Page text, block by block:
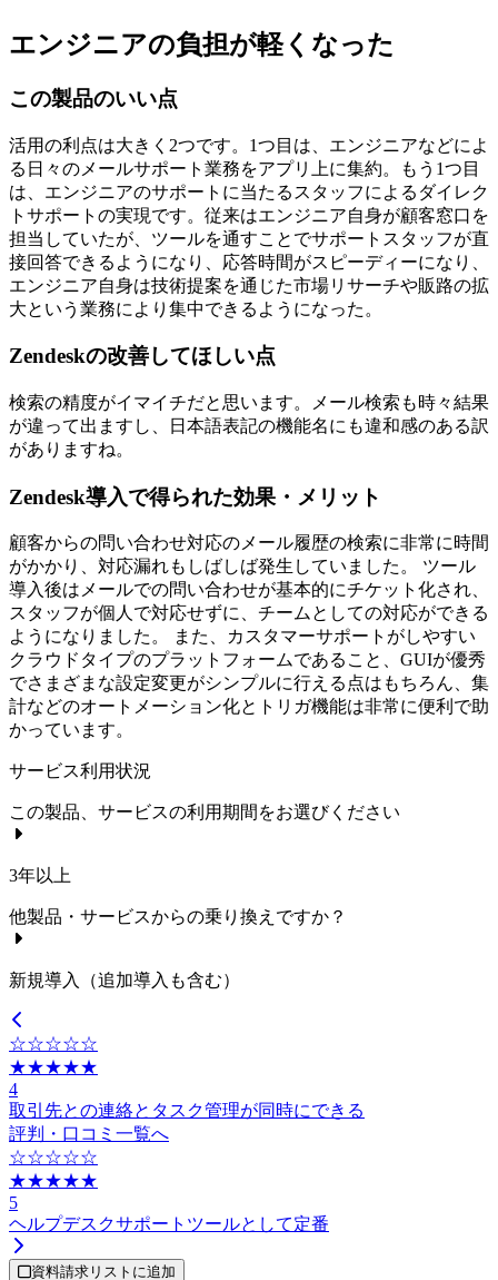
エンジニアの負担が軽くなった
この製品のいい点
活用の利点は大きく2つです。1つ目は、エンジニアなどによ
る日々のメールサポート業務をアプリ上に集約。もう1つ目
は、エンジニアのサポートに当たるスタッフによるダイレク
トサポートの実現です。従来はエンジニア自身が顧客窓口を
担当していたが、ツールを通すことでサポートスタッフが直
接回答できるようになり、応答時間がスピーディーになり、
エンジニア自身は技術提案を通じた市場リサーチや販路の拡
大という業務により集中できるようになった。
Zendeskの改善してほしい点
検索の精度がイマイチだと思います。メール検索も時々結果
が違って出ますし、日本語表記の機能名にも違和感のある訳
がありますね。
Zendesk導入で得られた効果・メリット
顧客からの問い合わせ対応のメール履歴の検索に非常に時間
がかかり、対応漏れもしばしば発生していました。 ツール
導入後はメールでの問い合わせが基本的にチケット化され、
スタッフが個人で対応せずに、チームとしての対応ができる
ようになりました。 また、カスタマーサポートがしやすい
クラウドタイプのプラットフォームであること、GUIが優秀
でさまざまな設定変更がシンプルに行える点はもちろん、集
計などのオートメーション化とトリガ機能は非常に便利で助
かっています。
サービス利用状況
この製品、サービスの利用期間をお選びください
3年以上
他製品・サービスからの乗り換えですか？
新規導入（追加導入も含む）
☆☆☆☆☆
★★★★★
4
取引先との連絡とタスク管理が同時にできる
評判・口コミ一覧へ
☆☆☆☆☆
★★★★★
5
ヘルプデスクサポートツールとして定番
資料請求リストに追加